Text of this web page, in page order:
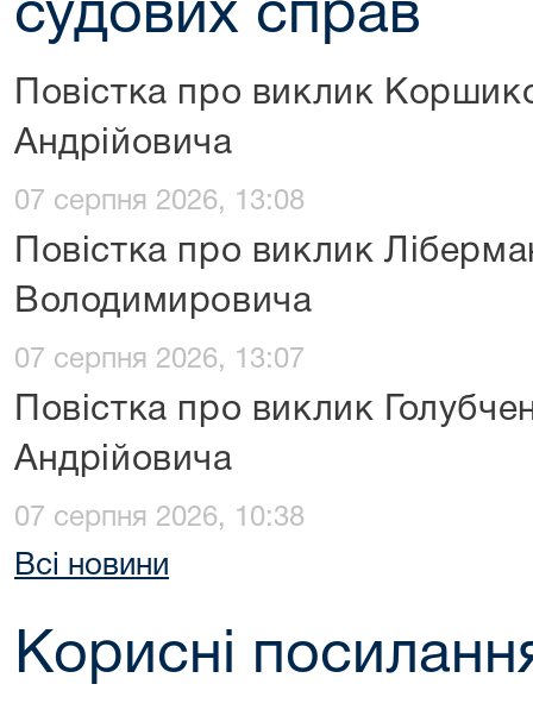
судових справ
Повістка про виклик
Андрійовича
07 серпня 2026, 13:08
Повістка про виклик
Володимировича
07 серпня 2026, 13:07
Повістка про виклик
Андрійовича
07 серпня 2026, 10:38
Всі новини
Корисні